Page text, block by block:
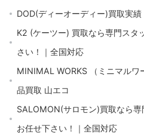
DOD(ディーオーディー)買取実
K2 (ケーツー) 買取なら専門スタ
さい！｜全国対応
MINIMAL WORKS （ミニマルワ
品買取 山エコ
SALOMON(サロモン)買取なら
お任せ下さい！｜全国対応